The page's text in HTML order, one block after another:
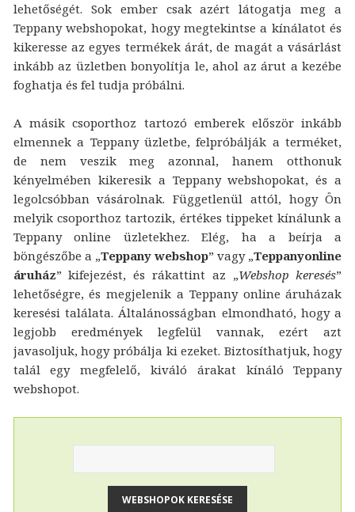
lehetőségét. Sok ember csak azért látogatja meg a
Teppany webshopokat, hogy megtekintse a kínálatot és
kikeresse az egyes termékek árát, de magát a vásárlást
inkább az üzletben bonyolítja le, ahol az árut a kezébe
foghatja és fel tudja próbálni.
A másik csoporthoz tartozó emberek először inkább
elmennek a Teppany üzletbe, felpróbálják a terméket,
de nem veszik meg azonnal, hanem otthonuk
kényelmében kikeresik a Teppany webshopokat, és a
legolcsóbban vásárolnak. Függetlenül attól, hogy Ön
melyik csoporthoz tartozik, értékes tippeket kínálunk a
Teppany online üzletekhez. Elég, ha a beírja a
böngészőbe a „Teppany webshop” vagy „Teppanyonline
áruház” kifejezést, és rákattint az „Webshop keresés”
lehetőségre, és megjelenik a Teppany online áruházak
keresési találata. Általánosságban elmondható, hogy a
legjobb eredmények legfelül vannak, ezért azt
javasoljuk, hogy próbálja ki ezeket. Biztosíthatjuk, hogy
talál egy megfelelő, kiváló árakat kínáló Teppany
webshopot.